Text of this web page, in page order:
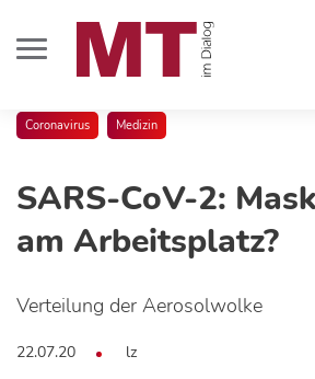
Coronavirus Medizin
SARS-CoV-2:
am Arbeitsplatz?
Verteilung der Aerosolwolke
22.07.20 lz